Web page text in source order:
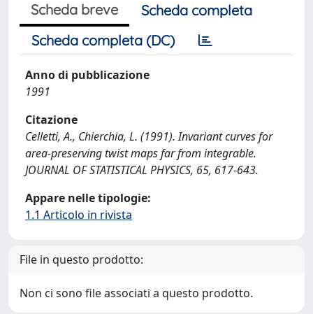
Scheda breve
Scheda completa
Scheda completa (DC)
Anno di pubblicazione
1991
Citazione
Celletti, A., Chierchia, L. (1991). Invariant curves for
area-preserving twist maps far from integrable.
JOURNAL OF STATISTICAL PHYSICS, 65, 617-643.
Appare nelle tipologie:
1.1 Articolo in rivista
File in questo prodotto:
Non ci sono file associati a questo prodotto.